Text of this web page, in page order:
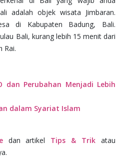
adalah objek wisata Jimbaran.
di Kabupaten Badung, Bali.
Bali, kurang lebih 15 menit dari
Rai.
dan Perubahan Menjadi Lebih
dalam Syariat Islam
dan artikel Tips & Trikatau